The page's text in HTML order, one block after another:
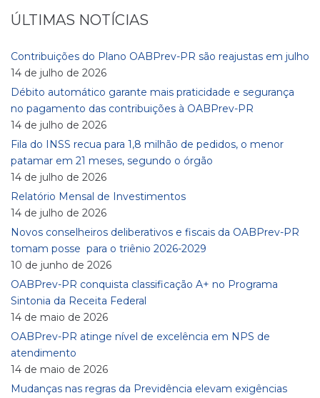
ÚLTIMAS NOTÍCIAS
Contribuições do Plano OABPrev-PR são reajustas em julho
14 de julho de 2026
Débito automático garante mais praticidade e segurança
no pagamento das contribuições à OABPrev-PR
14 de julho de 2026
Fila do INSS recua para 1,8 milhão de pedidos, o menor
patamar em 21 meses, segundo o órgão
14 de julho de 2026
Relatório Mensal de Investimentos
14 de julho de 2026
Novos conselheiros deliberativos e fiscais da OABPrev-PR
tomam posse para o triênio 2026-2029
10 de junho de 2026
OABPrev-PR conquista classificação A+ no Programa
Sintonia da Receita Federal
14 de maio de 2026
OABPrev-PR atinge nível de excelência em NPS de
atendimento
14 de maio de 2026
Mudanças nas regras da Previdência elevam exigências